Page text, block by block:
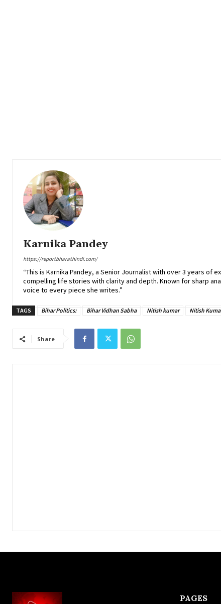
Karnika Pandey
https://reportbharathindi.com/
“This is Karnika Pandey, a Senior Journalist with over 3 years
compelling life stories with clarity and depth. Known for sharp
voice to every piece she writes.”
TAGS Bihar Politics: Bihar Vidhan Sabha Nitish kumar Nitish
Share
PAGES